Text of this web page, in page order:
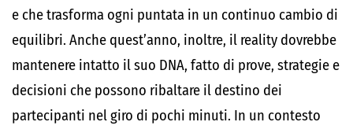
e che trasforma ogni puntata in un continuo cambio di
equilibri. Anche quest’anno, inoltre, il reality dovrebbe
mantenere intatto il suo DNA, fatto di prove, strategie e
decisioni che possono ribaltare il destino dei
partecipanti nel giro di pochi minuti. In un contesto